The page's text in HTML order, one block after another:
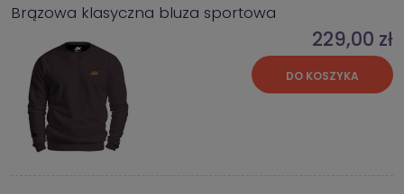
Brązowa klasyczna bluza sportowa
229,00 zł
DO KOSZYKA